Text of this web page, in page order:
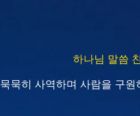
하나님 말씀
묵묵히 사역하며 사람을 구원